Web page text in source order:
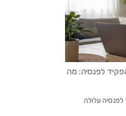
לפנסיה: מה
עלולה